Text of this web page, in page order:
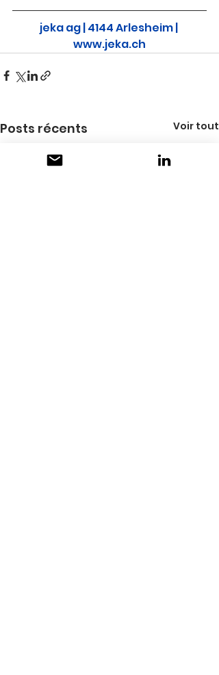
jeka ag | 4144 Arlesheim |
www.jeka.ch
Posts récents Voir tout